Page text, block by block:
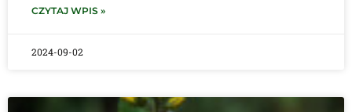
CZYTAJ WPIS »
2024-09-02